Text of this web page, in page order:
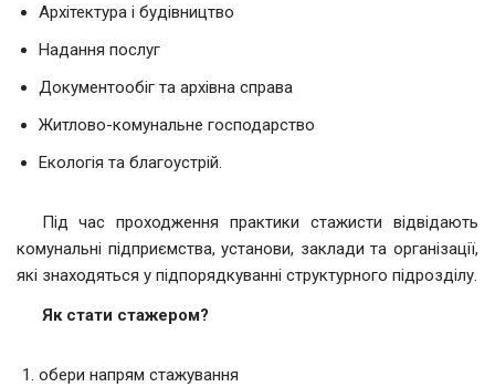
Архітектура і будівництво
Надання послуг
Документообіг та архівна справа
Житлово-комунальне господарство
Екологія та благоустрій.
Під час проходження практики стажисти відвідають
комунальні підприємства, установи, заклади та організації,
які знаходяться у підпорядкуванні структурного підрозділу.
Як стати стажером?
обери напрям стажування